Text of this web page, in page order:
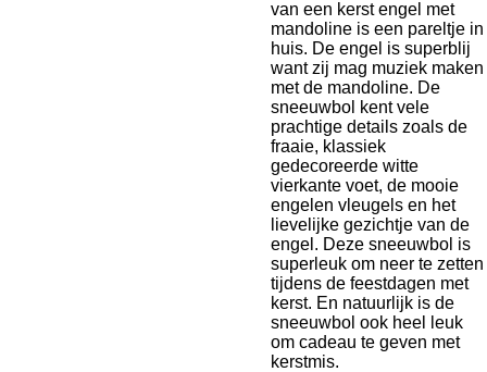
van een kerst engel met
mandoline is een pareltje in
huis. De engel is superblij
want zij mag muziek maken
met de mandoline. De
sneeuwbol kent vele
prachtige details zoals de
fraaie, klassiek
gedecoreerde witte
vierkante voet, de mooie
engelen vleugels en het
lievelijke gezichtje van de
engel. Deze sneeuwbol is
superleuk om neer te zetten
tijdens de feestdagen met
kerst. En natuurlijk is de
sneeuwbol ook heel leuk
om cadeau te geven met
kerstmis.